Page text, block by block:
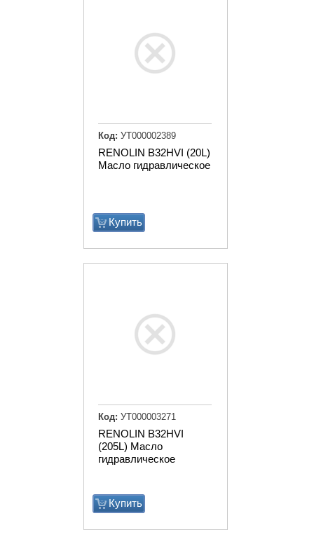
RENOLIN B32HVI (20L)
Масло гидравлическое
Купить
Код: УТ000002389
RENOLIN B32HVI
(205L) Масло
гидравлическое
Купить
Код: УТ000003271